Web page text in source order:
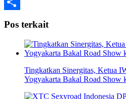
Pos terkait
Tingkatkan Sinergitas, Ketua
Yogyakarta Bakal Road Show